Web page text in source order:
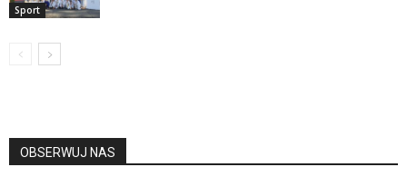
Sport
OBSERWUJ NAS